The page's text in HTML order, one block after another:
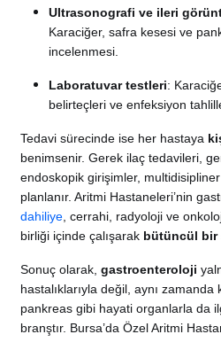
Ultrasonografi ve ileri
Karaciğer, safra kesesi ve
incelenmesi.
Laboratuvar testleri:
belirteçleri ve enfeksiyon
Tedavi sürecinde ise her hastaya
benimsenir. Gerek ilaç tedavileri,
endoskopik girişimler,
planlanır. Aritmi Hastaneleri’nin
dahiliye , cerrahi, radyoloji ve
birliği içinde çalışarak bütüncül bir
Sonuç olarak,gastroenteroloji
hastalıklarıyla değil, aynı
pankreas gibi hayati organlarla da
branştır. Bursa’da Özel Aritmi